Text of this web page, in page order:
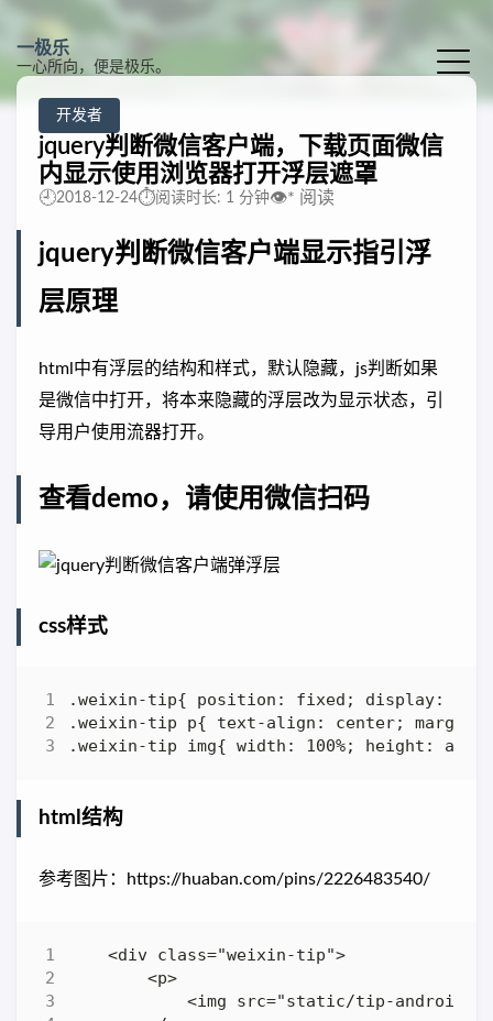
一极乐
一心所向，便是极乐。
开发者
jquery判断微信客户端，下载页面微信
内显示使用浏览器打开浮层遮罩
🕘2018-12-24⏱️阅读时长: 1 分钟👁️* 阅读
jquery判断微信客户端显示指引浮
层原理
html中有浮层的结构和样式，默认隐藏，js判断如果
是微信中打开，将本来隐藏的浮层改为显示状态，引
导用户使用流器打开。
查看demo，请使用微信扫码
css样式
html结构
参考图片：https://huaban.com/pins/2226483540/